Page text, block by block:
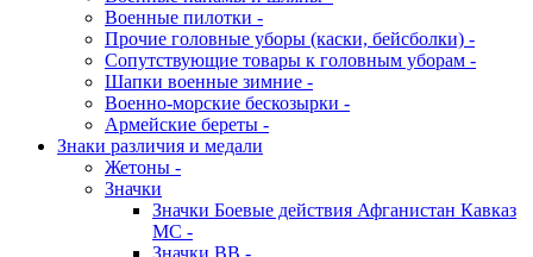
Военные пилотки -
Прочие головные уборы (каски, бейсболки) -
Сопутствующие товары к головным уборам -
Шапки военные зимние -
Военно-морские бескозырки -
Армейские береты -
Знаки различия и медали
Жетоны -
Значки
Значки Боевые действия Афганистан Кавказ
МС -
Значки ВВ -